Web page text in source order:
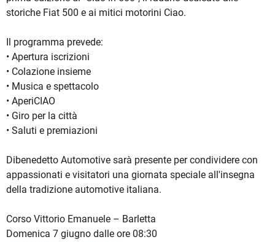
storiche Fiat 500 e ai mitici motorini Ciao.
Il programma prevede:
• Apertura iscrizioni
• Colazione insieme
• Musica e spettacolo
• AperiCIAO
• Giro per la città
• Saluti e premiazioni
Dibenedetto Automotive sarà presente per condividere con
appassionati e visitatori una giornata speciale all'insegna
della tradizione automotive italiana.
Corso Vittorio Emanuele – Barletta
Domenica 7 giugno dalle ore 08:30